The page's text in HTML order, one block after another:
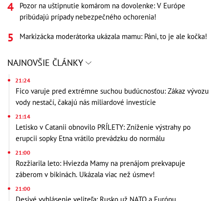
Pozor na uštipnutie komárom na dovolenke: V Európe
pribúdajú prípady nebezpečného ochorenia!
Markizácka moderátorka ukázala mamu: Páni, to je ale kočka!
NAJNOVŠIE ČLÁNKY
21:24
Fico varuje pred extrémne suchou budúcnosťou: Zákaz vývozu
vody nestačí, čakajú nás miliardové investície
21:14
Letisko v Catanii obnovilo PRÍLETY: Zníženie výstrahy po
erupcii sopky Etna vrátilo prevádzku do normálu
21:00
Rozžiarila leto: Hviezda Mamy na prenájom prekvapuje
záberom v bikinách. Ukázala viac než úsmev!
21:00